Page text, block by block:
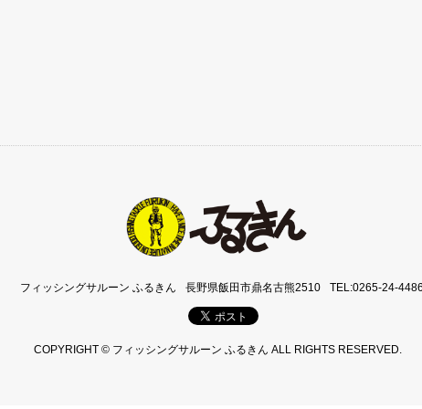
フィッシングサルーン ふるきん 長野県飯田市鼎名古熊2510 TEL:0265-24-
COPYRIGHT © フィッシングサルーン ふるきん ALL RIGHTS RESERVED.